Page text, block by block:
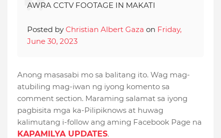
AWRA CCTV FOOTAGE IN MAKATI
Posted by Christian Albert Gaza on Friday,
June 30, 2023
Anong masasabi mo sa balitang ito. Wag mag-
atubiling mag-iwan ng iyong komento sa
comment section. Maraming salamat sa iyong
pagbisita mga ka-Pilipiknows at huwag
kalimutang i-follow ang aming Facebook Page na
KAPAMILYA UPDATES.